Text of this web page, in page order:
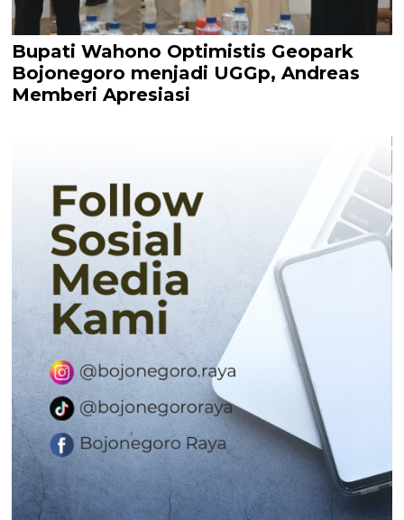
Bupati Wahono Optimistis Geopark
Bojonegoro menjadi UGGp, Andreas
Memberi Apresiasi